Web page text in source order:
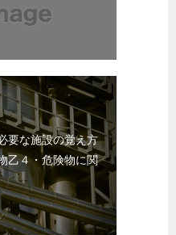
要な施設の覚え方
乙４・危険物に関